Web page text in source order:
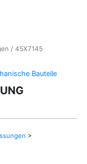
/ 45X7145
Bauteile
>